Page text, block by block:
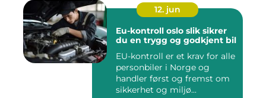
12. jun
Eu-kontroll oslo slik sikrer
du en trygg og godkjent bil
EU-kontroll er et krav for alle
personbiler i Norge og
handler først og fremst om
sikkerhet og miljø...